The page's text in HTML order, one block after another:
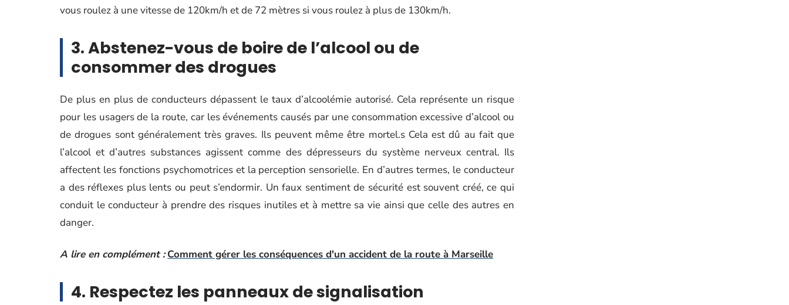
vous roulez à une vitesse de 120km/h et de 72 mètres si vous roulez à plus de 130km/h.
3. Abstenez-vous de boire de l’alcool ou de
consommer des drogues
De plus en plus de conducteurs dépassent le taux d’alcoolémie autorisé. Cela représente un risque
pour les usagers de la route, car les événements causés par une consommation excessive d’alcool ou
de drogues sont généralement très graves. Ils peuvent même être mortel.s Cela est dû au fait que
l’alcool et d’autres substances agissent comme des dépresseurs du système nerveux central. Ils
affectent les fonctions psychomotrices et la perception sensorielle. En d’autres termes, le conducteur
a des réflexes plus lents ou peut s’endormir. Un faux sentiment de sécurité est souvent créé, ce qui
conduit le conducteur à prendre des risques inutiles et à mettre sa vie ainsi que celle des autres en
danger.
A lire en complément : Comment gérer les conséquences d'un accident de la route à Marseille
4. Respectez les panneaux de signalisation